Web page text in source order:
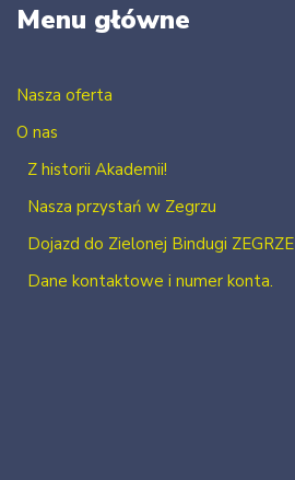
Menu główne
Nasza oferta
O nas
Z historii Akademii!
Nasza przystań w Zegrzu
Dojazd do Zielonej Bindugi ZEGRZE
Dane kontaktowe i numer konta.